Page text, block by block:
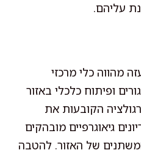
עליהם.
מהווה כלי מרכזי
ופיתוח כלכלי באזור
הקובעות את
גיאוגרפיים מובהקים
של האזור. להטבה